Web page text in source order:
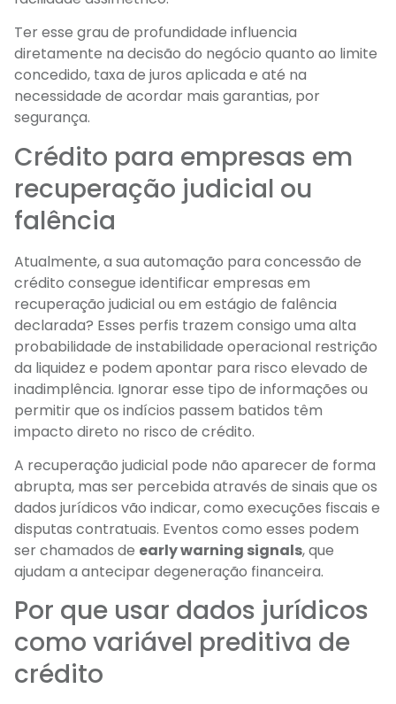
Ter esse grau de profundidade influencia
diretamente na decisão do negócio quanto ao limite
concedido, taxa de juros aplicada e até na
necessidade de acordar mais garantias, por
segurança.
Crédito para empresas em
recuperação judicial ou
falência
Atualmente, a sua automação para concessão de
crédito consegue identificar empresas em
recuperação judicial ou em estágio de falência
declarada? Esses perfis trazem consigo uma alta
probabilidade de instabilidade operacional restrição
da liquidez e podem apontar para risco elevado de
inadimplência. Ignorar esse tipo de informações ou
permitir que os indícios passem batidos têm
impacto direto no risco de crédito.
A recuperação judicial pode não aparecer de forma
abrupta, mas ser percebida através de sinais que os
dados jurídicos vão indicar, como execuções fiscais e
disputas contratuais. Eventos como esses podem
ser chamados de early warning signals, que
ajudam a antecipar degeneração financeira.
Por que usar dados jurídicos
como variável preditiva de
crédito